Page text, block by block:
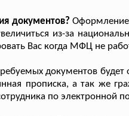
документов? Оформление
из-за
Вас когда МФЦ не
документов будет
прописка, а так же
по электронной